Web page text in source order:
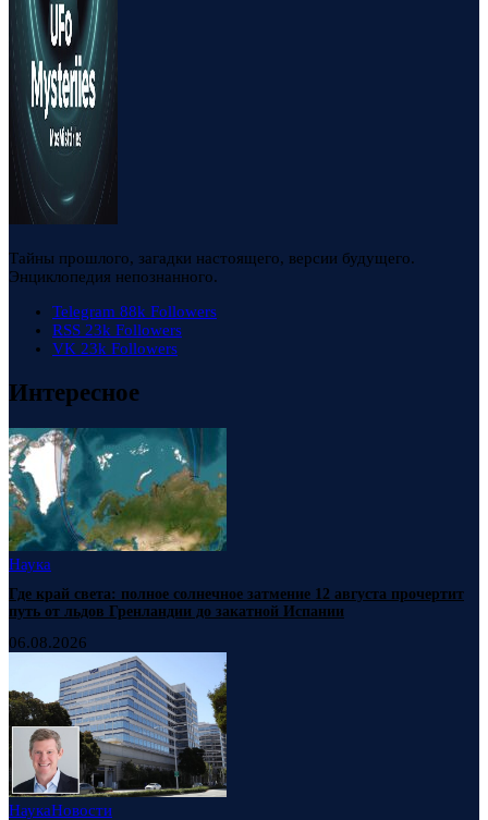
Тайны прошлого, загадки настоящего, версии будущего.
Энциклопедия непознанного.
Telegram 88k Followers
RSS 23k Followers
VK 23k Followers
Интересное
Наука
Где край света: полное солнечное затмение 12 августа прочертит
путь от льдов Гренландии до закатной Испании
06.08.2026
НаукаНовости